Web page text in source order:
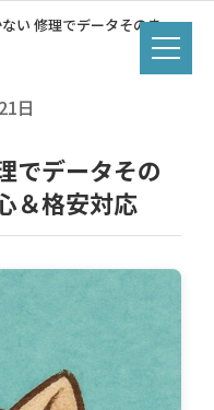
い 修理でデータそのま
日
でデータその
＆格安対応